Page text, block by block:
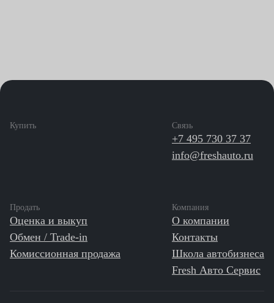
Купить
Продать
Оценка и выкуп
Обмен / Trade-in
Комиссионная продажа
Компания
О компании
Контакты
Школа автобизнеса
Fresh Авто Сервис
Связь
+7 495 730 37 37
info@freshauto.ru